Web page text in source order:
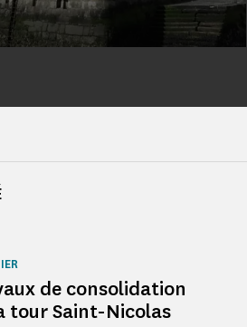
de consolidation
tour Saint-Nicolas